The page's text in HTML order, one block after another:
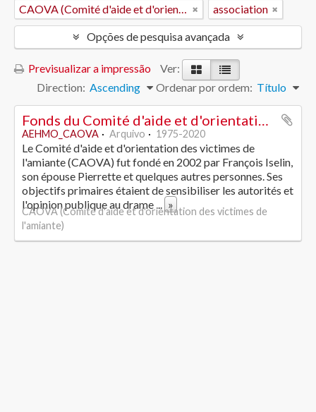
CAOVA (Comité d'aide et d'orientation des victimes de l'amiante) association
Opções de pesquisa avançada
Previsualizar a impressão
Ver:
Ordenar por ordem: Título
Direction: Ascending
Fonds du Comité d'aide et d'orientation des victimes de l'amiante
AEHMO_CAOVA Arquivo 1975-2020
Le Comité d'aide et d'orientation des victimes de
l'amiante (CAOVA) fut fondé en 2002 par François Iselin,
son épouse Pierrette et quelques autres personnes. Ses
objectifs primaires étaient de sensibiliser les autorités et
l'opinion publique au drame... »
CAOVA (Comité d'aide et d'orientation des victimes de
l'amiante)